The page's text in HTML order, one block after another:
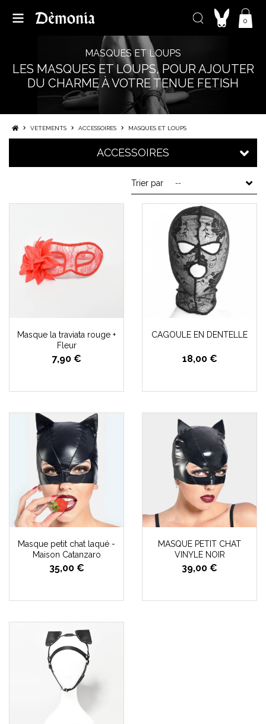
0
MASQUES ET LOUPS
LES MASQUES ET LOUPS, POUR AJOUTER
DU CHARME À VOTRE TENUE FETISH
VETEMENTS ACCESSOIRES MASQUES ET LOUPS
ACCESSOIRES
Trier par --
Masque la traviata rouge +
Fleur
7,90 €
CAGOULE EN DENTELLE
18,00 €
Masque petit chat laqué -
Maison Catanzaro
35,00 €
MASQUE PETIT CHAT
VINYLE NOIR
39,00 €